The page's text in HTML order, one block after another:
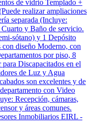
de vidrio Templado +
realizar ampliaciones
separada (Incluye:
y Baño de servicio.
sótano) y 1 Depósito
diseño Moderno, con
por piso, 8
Discapacitados en el
de Luz y Agua
son excelentes y de
con Video
Recepción, cámaras,
y áreas comunes.
Inmobiliarios EIRL -